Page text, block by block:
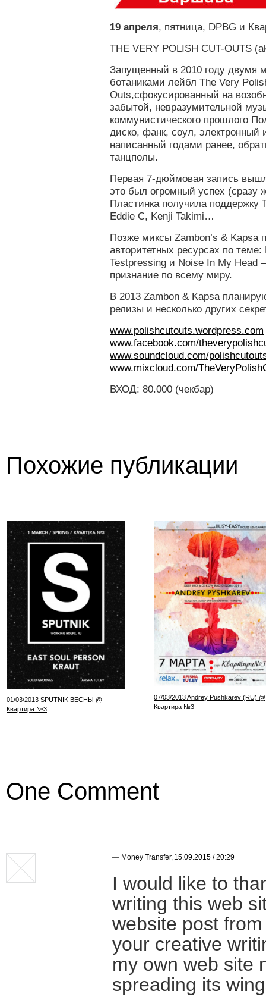
19 апреля, пятница, DPBG и
THE VERY POLISH CUT-OUTS
Запущенный в 2010 году двумя
ботаниками лейбл The Very
Outs,сфокусированный на
забытой, невразумительной
коммунистического прошлого
диско, фанк, соул, электронный
написанный годами ранее,
танцполы.
Первая 7-дюймовая запись
это был огромный успех (сразу
Пластинка получила поддержку
Eddie C, Kenji Takimi…
Позже миксы Zambon’s & Kapsa
авторитетных ресурсах по
Testpressing и Noise In My Head
признание по всему миру.
В 2013 Zambon & Kapsa
релизы и несколько других
www.polishcutouts.wordpress.com
www.facebook.com/
www.soundcloud.com/
www.mixcloud.com/
ВХОД: 80.000 (чекбар)
Похожие публикации
01/03/2013 SPUTNIK ВЕСНЫ @
Квартира №3
07/03/2013 Andrey Pushkarev (RU) @
Квартира №3
One Comment
— Money Transfer, 15.09.2015 / 20:29
I would like to
writing this web
website post
your creative
my own web site
spreading its